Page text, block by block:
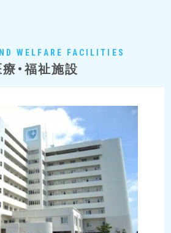
WELFARE FACILITIES
・福祉施設